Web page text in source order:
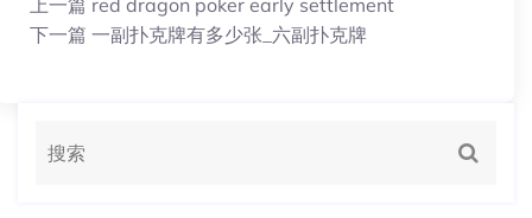
下一篇 一副扑克牌有多少张_六副扑克牌